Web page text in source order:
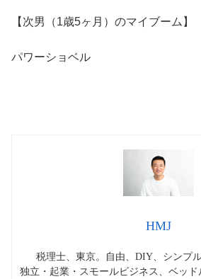
【次男（1歳5ヶ月）のマイブーム】
パワーショベル
HMJ
税理士、東京。自由、DIY、シンプ
独立・起業・スモールビジネス、ベッド